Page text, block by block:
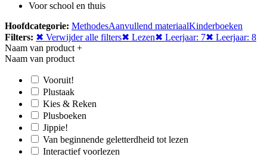
Voor school en thuis
Hoofdcategorie: MethodesAanvullend materiaalKinderboeken
Filters: ✖ Verwijder alle filters✖ Lezen✖ Leerjaar: 7✖ Leerjaar: 8
Naam van product +
Naam van product
Vooruit!
Plustaak
Kies & Reken
Plusboeken
Jippie!
Van beginnende geletterdheid tot lezen
Interactief voorlezen